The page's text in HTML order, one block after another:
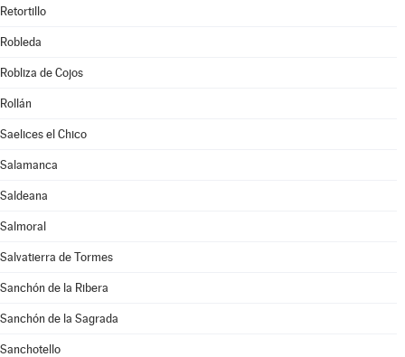
Retortillo
Robleda
Robliza de Cojos
Rollán
Saelices el Chico
Salamanca
Saldeana
Salmoral
Salvatierra de Tormes
Sanchón de la Ribera
Sanchón de la Sagrada
Sanchotello